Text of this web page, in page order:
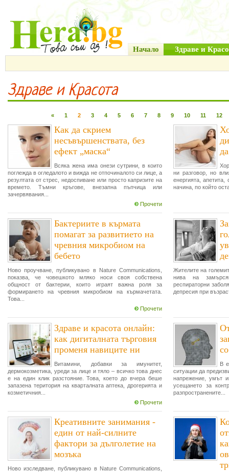
Начало Здраве и
Здраве и Красота
« 1 2 3 4 5 6 7 8 9 10 11 12
Как да скрием
несъвършенствата, без
ефект „маска“
Всяка жена има онези сутрини, в които
поглежда в огледалото и вижда не отпочиналото си лице, а
резултата от стрес, недоспиване или просто капризите на
времето. Тъмни кръгове, внезапна пъпчица или
зачервявания...
Прочети
ни разговор, но
енергията, апетита,
начина, по който
Бактериите в кърмата
помагат за развитието на
чревния микробиом на
бебето
Ново проучване, публикувано в Nature Communications,
показва, че човешкото мляко носи своя собствена
общност от бактерии, които играят важна роля за
формирането на чревния микробиом на кърмачетата.
Това...
Прочети
Жителите на
нива на
респираторни
депресия при
Здраве и красота онлайн:
как дигиталната търговия
променя навиците ни
Витамини, добавки за имунитет,
дермокозметика, уреди за лице и тяло – всичко това днес
е на един клик разстояние. Това, което до вчера беше
запазена територия на кварталната аптека, дрогерията и
козметичния...
Прочети
В
ситуации да
напрежение, умът
усещането за
разпространените...
Креативните занимания -
един от най-силните
фактори за дълголетие на
мозъка
Ново изследване, публикувано в Nature Communications,